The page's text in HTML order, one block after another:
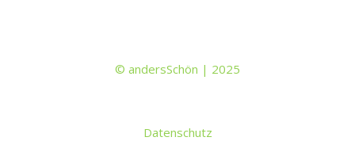
© andersSchön | 2025
Datenschutz